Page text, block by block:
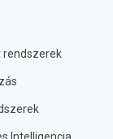
rendszerek